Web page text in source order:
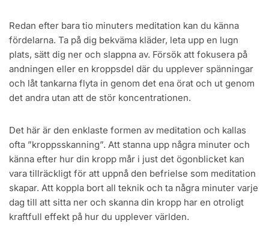
Redan efter bara tio minuters meditation kan du känna
fördelarna. Ta på dig bekväma kläder, leta upp en lugn
plats, sätt dig ner och slappna av. Försök att fokusera på
andningen eller en kroppsdel där du upplever spänningar
och låt tankarna flyta in genom det ena örat och ut genom
det andra utan att de stör koncentrationen.
Det här är den enklaste formen av meditation och kallas
ofta ”kroppsskanning”. Att stanna upp några minuter och
känna efter hur din kropp mår i just det ögonblicket kan
vara tillräckligt för att uppnå den befrielse som meditation
skapar. Att koppla bort all teknik och ta några minuter varje
dag till att sitta ner och skanna din kropp har en otroligt
kraftfull effekt på hur du upplever världen.